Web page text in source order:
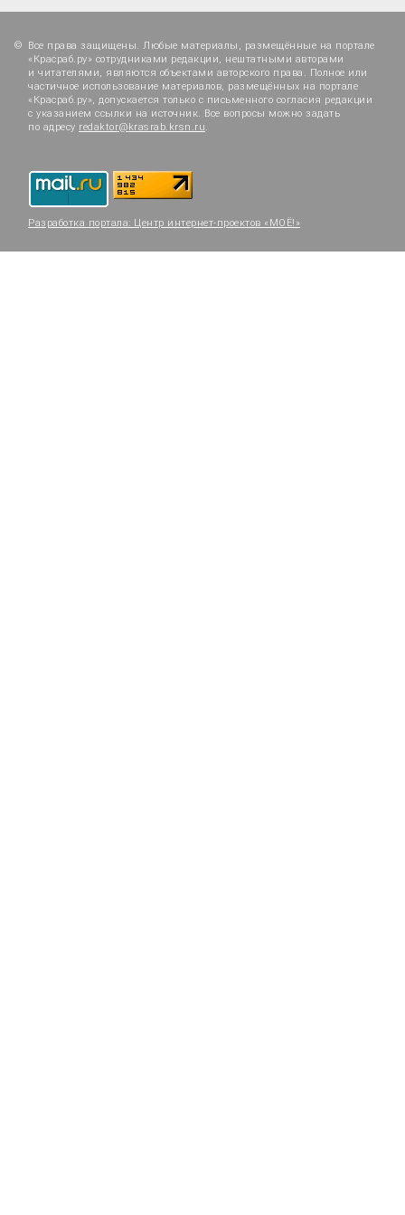
Все права защищены. Любые материалы, размещённые на портале
«Красраб.ру» сотрудниками редакции, нештатными авторами
и читателями, являются объектами авторского права. Полное или
частичное использование материалов, размещённых на портале
«Красраб.ру», допускается только с письменного согласия редакции
с указанием ссылки на источник. Все вопросы можно задать
по адресу redaktor@krasrab.krsn.ru.
Разработка портала: Центр интернет-проектов «МОЁ!»